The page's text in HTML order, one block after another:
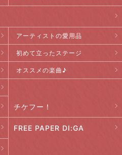
アーティストの愛用品
初めて立ったステージ
オススメの楽曲♪
チケフー！
FREE PAPER DI:GA